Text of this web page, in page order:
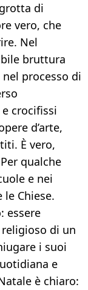
di
vero, che
Nel
bruttura
processo di
e crocifissi
d’arte,
È vero,
qualche
e nei
Chiese.
essere
di un
i suoi
e
è chiaro: